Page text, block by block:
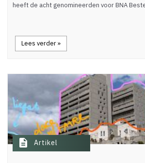
heeft de acht genomineerden voor BNA
Lees verder »
description Artikel